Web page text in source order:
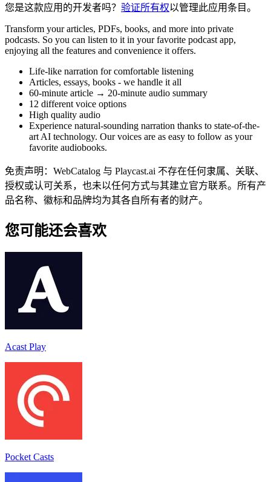
您是这款应用的开发者吗？ 验证所有权以管理此应用条目。
Transform your articles, PDFs, books, and more into private
podcasts. So you can listen to it in your favorite podcast app,
enjoying all the features and convenience it offers.
Life-like narration for comfortable listening
Articles, essays, books - we handle it all
60-minute article → 20-minute audio summary
12 different voice options
High quality audio
Experience natural-sounding narration thanks to state-of-the-
art AI technology. Our voices are as easy to follow as your
favorite audiobooks.
免责声明：WebCatalog 与 Playcast.ai 不存在任何隶属、关联、
授权或认可关系，也未以任何方式与其建立官方联系。所有产
品名称、徽标和品牌均为其各自所有者的财产。
您可能还会喜欢
Acast Play
Pocket Casts